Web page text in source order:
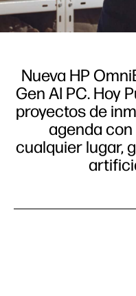
Nueva HP
Gen AI PC. Hoy
proyectos de
agenda
cualquier lugar,